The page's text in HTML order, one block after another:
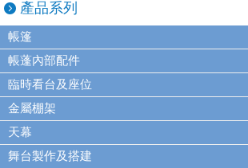
產品系列
帳篷
帳蓬內部配件
臨時看台及座位
金屬棚架
天幕
舞台製作及搭建